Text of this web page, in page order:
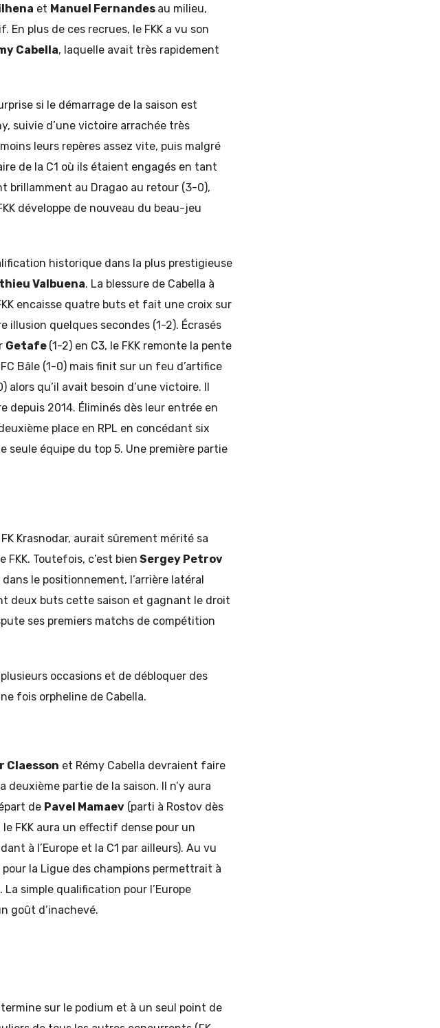
et Manuel Fernandes au milieu,
En plus de ces recrues, le FKK a vu son
Cabella, laquelle avait très rapidement
si le démarrage de la saison est
suivie d’une victoire arrachée très
leurs repères assez vite, puis malgré
de la C1 où ils étaient engagés en tant
brillamment au Dragao au retour (3-0),
développe de nouveau du beau-jeu
historique dans la plus prestigieuse
Valbuena. La blessure de Cabella à
encaisse quatre buts et fait une croix sur
quelques secondes (1-2). Écrasés
Getafe (1-2) en C3, le FKK remonte la pente
Bâle (1-0) mais finit sur un feu d’artifice
qu’il avait besoin d’une victoire. Il
depuis 2014. Éliminés dès leur entrée en
place en RPL en concédant six
seule équipe du top 5. Une première partie
Krasnodar, aurait sûrement mérité sa
FKK. Toutefois, c’est bien Sergey Petrov
le positionnement, l’arrière latéral
deux buts cette saison et gagnant le droit
ses premiers matchs de compétition
occasions et de débloquer des
fois orpheline de Cabella.
Claesson et Rémy Cabella devraient faire
partie de la saison. Il n’y aura
de Pavel Mamaev (parti à Rostov dès
le FKK aura un effectif dense pour un
à l’Europe et la C1 par ailleurs). Au vu
la Ligue des champions permettrait à
simple qualification pour l’Europe
goût d’inachevé.
sur le podium et à un seul point de